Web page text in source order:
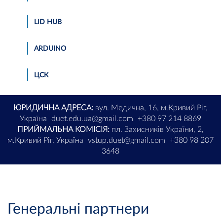
LID HUB
АRDUINO
ЦСК
ЮРИДИЧНА АДРЕСА: вул. Медична, 16, м.Кривий Ріг,
Україна
duet.edu.ua@gmail.com
+380 97 214 8869
ПРИЙМАЛЬНА КОМІСІЯ: пл. Захисників України, 2,
м.Кривий Ріг, Україна
vstup.duet@gmail.com
+380 98 207
3648
Генеральні партнери